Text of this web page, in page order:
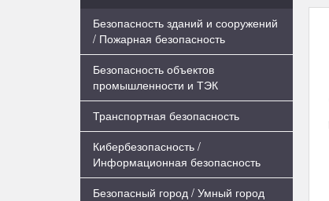
Безопасность зданий и сооружений
/ Пожарная безопасность
Безопасность объектов
промышленности и ТЭК
Транспортная безопасность
Кибербезопасность /
Информационная безопасность
Безопасный город / Умный город